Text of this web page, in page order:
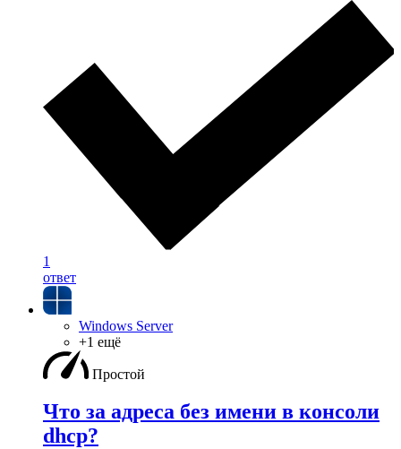
1
ответ
Windows Server
+1 ещё
Простой
Что за адреса без имени в консоли
dhcp?